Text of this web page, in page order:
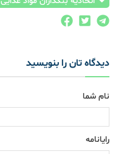
دیدگاه تان را بنویسید
نام شما
رایانامه